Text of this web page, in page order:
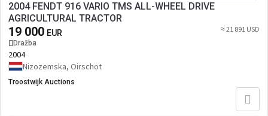
2004 FENDT 916 VARIO TMS ALL-WHEEL DRIVE
AGRICULTURAL TRACTOR
19 000 EUR
Dražba
≈ 21 891 USD
2004
Nizozemska, Oirschot
Troostwijk Auctions